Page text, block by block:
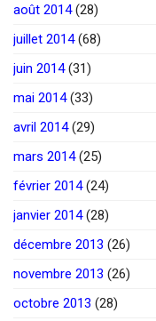
août 2014(28)
juillet 2014(68)
juin 2014(31)
mai 2014(33)
avril 2014(29)
mars 2014(25)
février 2014(24)
janvier 2014(28)
décembre 2013 (26)
novembre 2013 (26)
octobre 2013 (28)